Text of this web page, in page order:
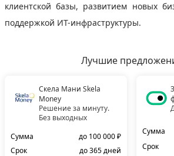
клиентской базы, развитием новых
поддержкой ИТ-инфраструктуры.
Лучшие
Скела Мани Skela
Money
Решение за минуту.
Без выходных
Сумма
до 100 000 ₽
Срок
до 365 дней
Сумма
Срок